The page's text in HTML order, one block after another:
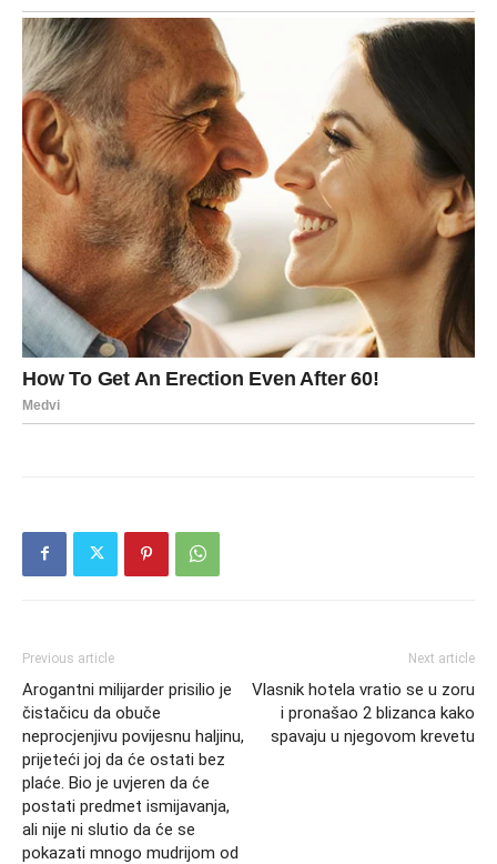
Previous article
Arogantni milijarder prisilio je
čistačicu da obuče
neprocjenjivu povijesnu haljinu,
prijeteći joj da će ostati bez
plaće. Bio je uvjeren da će
postati predmet ismijavanja,
ali nije ni slutio da će se
pokazati mnogo mudrijom od
Next article
Vlasnik hotela vratio se u zoru
i pronašao 2 blizanca kako
spavaju u njegovom krevetu